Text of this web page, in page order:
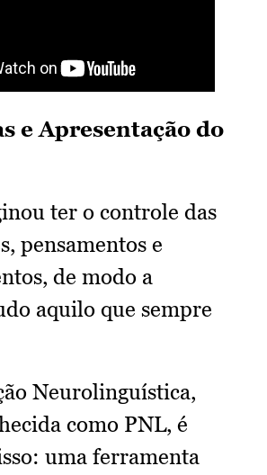
e Apresentação do
ter o controle das
pensamentos e
de modo a
aquilo que sempre
Neurolinguística,
como PNL, é
uma ferramenta